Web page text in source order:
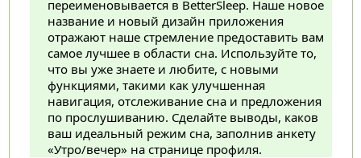
переименовывается в BetterSleep. Наше новое
название и новый дизайн приложения
отражают наше стремление предоставить вам
самое лучшее в области сна. Используйте то,
что вы уже знаете и любите, с новыми
функциями, такими как улучшенная
навигация, отслеживание сна и предложения
по прослушиванию. Сделайте выводы, каков
ваш идеальный режим сна, заполнив анкету
«Утро/вечер» на странице профиля.